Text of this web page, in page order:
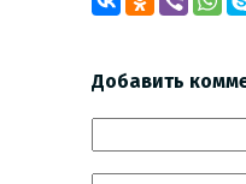
Добавить